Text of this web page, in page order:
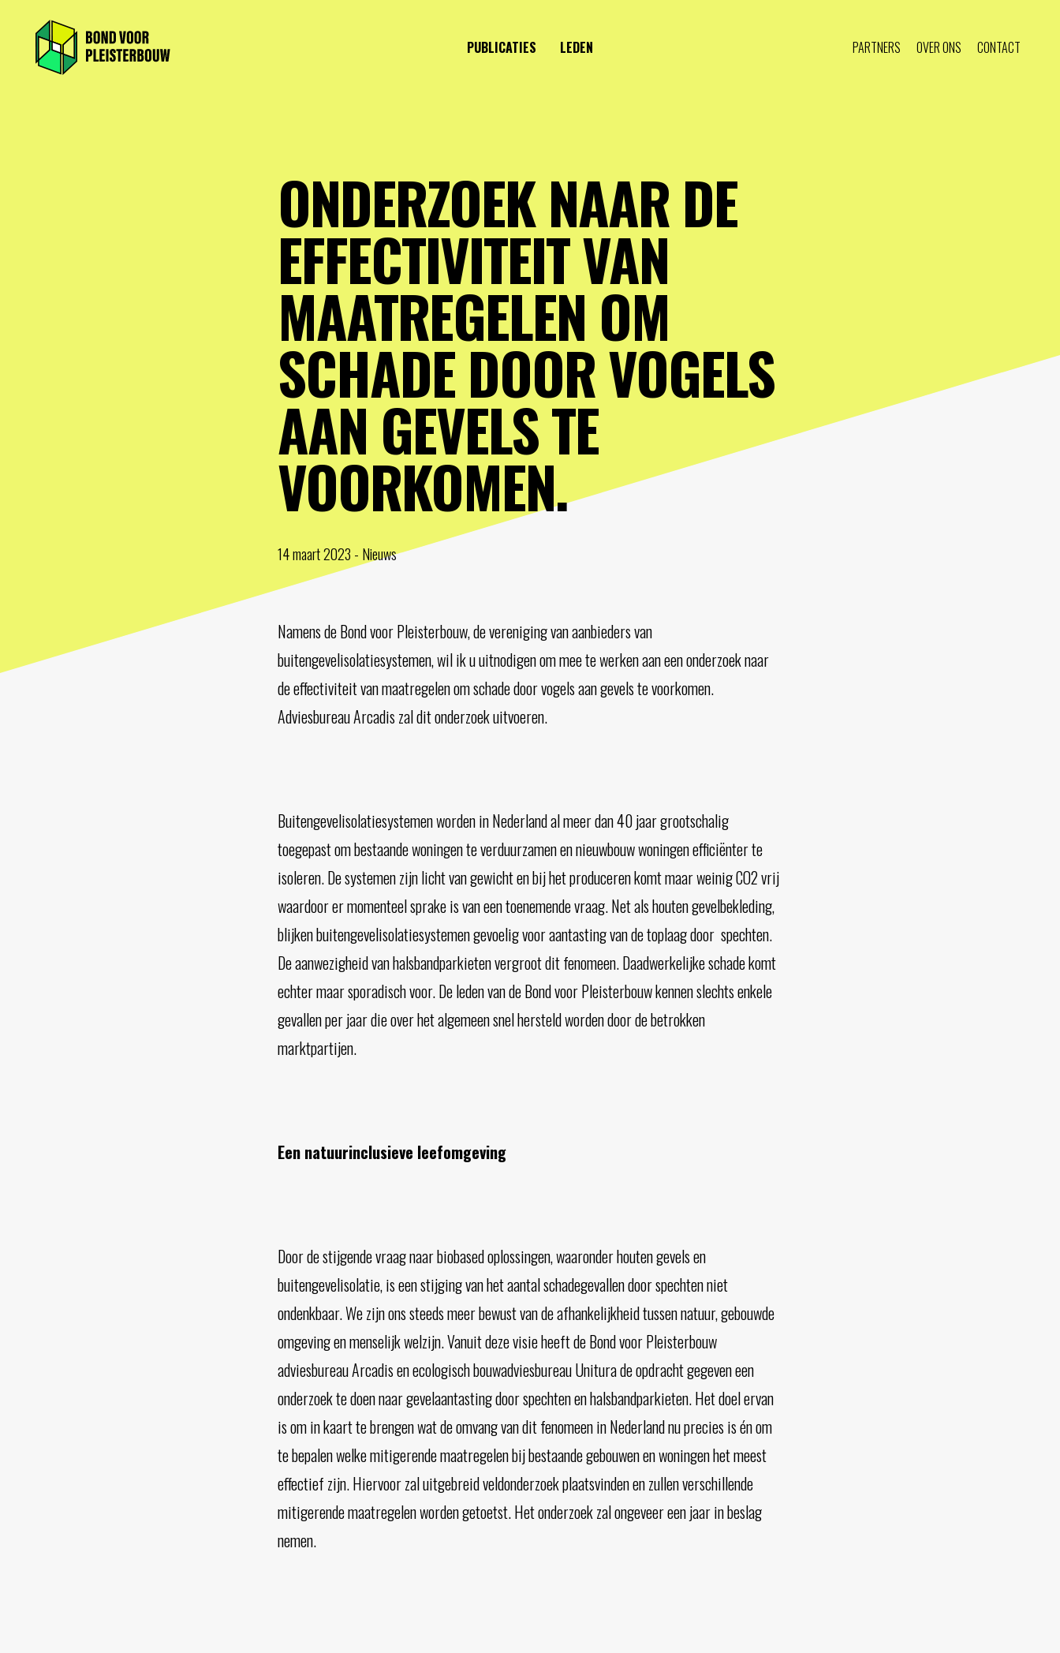
PUBLICATIES LEDEN PARTNERS OVER ONS CONTACT
ONDERZOEK NAAR DE
EFFECTIVITEIT VAN
MAATREGELEN OM
SCHADE DOOR VOGELS
AAN GEVELS TE
VOORKOMEN.
14 maart 2023 - Nieuws
Namens de Bond voor Pleisterbouw, de vereniging van aanbieders van
buitengevelisolatiesystemen, wil ik u uitnodigen om mee te werken aan een onderzoek naar
de effectiviteit van maatregelen om schade door vogels aan gevels te voorkomen.
Adviesbureau Arcadis zal dit onderzoek uitvoeren.
Buitengevelisolatiesystemen worden in Nederland al meer dan 40 jaar grootschalig
toegepast om bestaande woningen te verduurzamen en nieuwbouw woningen efficiënter te
isoleren. De systemen zijn licht van gewicht en bij het produceren komt maar weinig CO2 vrij
waardoor er momenteel sprake is van een toenemende vraag. Net als houten gevelbekleding,
blijken buitengevelisolatiesystemen gevoelig voor aantasting van de toplaag door spechten.
De aanwezigheid van halsbandparkieten vergroot dit fenomeen. Daadwerkelijke schade komt
echter maar sporadisch voor. De leden van de Bond voor Pleisterbouw kennen slechts enkele
gevallen per jaar die over het algemeen snel hersteld worden door de betrokken
marktpartijen.
Een natuurinclusieve leefomgeving
Door de stijgende vraag naar biobased oplossingen, waaronder houten gevels en
buitengevelisolatie, is een stijging van het aantal schadegevallen door spechten niet
ondenkbaar. We zijn ons steeds meer bewust van de afhankelijkheid tussen natuur, gebouwde
omgeving en menselijk welzijn. Vanuit deze visie heeft de Bond voor Pleisterbouw
adviesbureau Arcadis en ecologisch bouwadviesbureau Unitura de opdracht gegeven een
onderzoek te doen naar gevelaantasting door spechten en halsbandparkieten. Het doel ervan
is om in kaart te brengen wat de omvang van dit fenomeen in Nederland nu precies is én om
te bepalen welke mitigerende maatregelen bij bestaande gebouwen en woningen het meest
effectief zijn. Hiervoor zal uitgebreid veldonderzoek plaatsvinden en zullen verschillende
mitigerende maatregelen worden getoetst. Het onderzoek zal ongeveer een jaar in beslag
nemen.